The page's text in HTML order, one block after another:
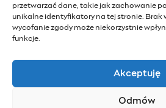
przetwarzać dane, takie jak zachowanie
unikalne identyfikatory na tej stronie. Brak
wycofanie zgody może niekorzystnie
funkcje.
Akceptuję
Odmów
BIP - Biuletyn Informacji Publicznej
Działam dla Warszawy
Budżet Obywatelski (otwiera się w
Konsultacje społeczne